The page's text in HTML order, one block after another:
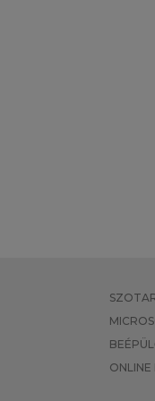
ONLINE